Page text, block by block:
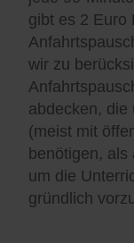
gibt es 2 Euro
wir zu
abdecken, die
(meist mit
benötigen,
um die
gründlich